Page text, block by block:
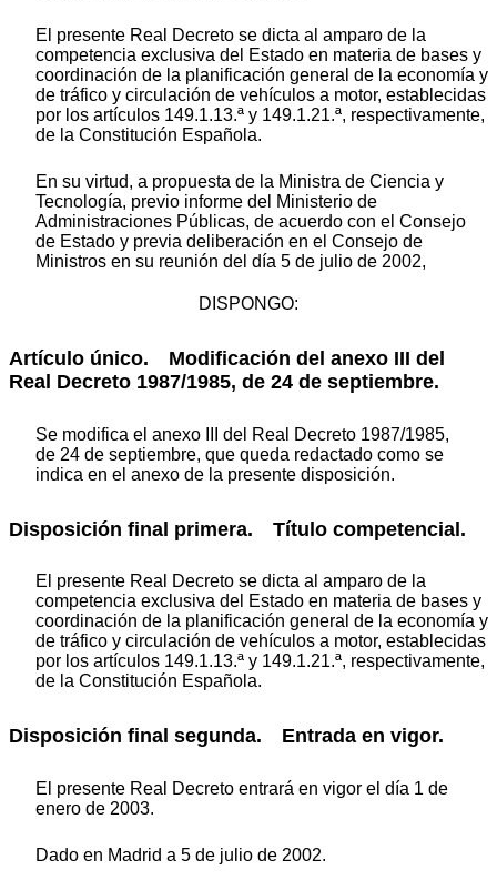
El presente Real Decreto se dicta al amparo de la
competencia exclusiva del Estado en materia de bases y
coordinación de la planificación general de la economía y
de tráfico y circulación de vehículos a motor, establecidas
por los artículos 149.1.13.ª y 149.1.21.ª, respectivamente,
de la Constitución Española.
En su virtud, a propuesta de la Ministra de Ciencia y
Tecnología, previo informe del Ministerio de
Administraciones Públicas, de acuerdo con el Consejo
de Estado y previa deliberación en el Consejo de
Ministros en su reunión del día 5 de julio de 2002,
DISPONGO:
Artículo único. Modificación del anexo III del
Real Decreto 1987/1985, de 24 de septiembre.
Se modifica el anexo III del Real Decreto 1987/1985,
de 24 de septiembre, que queda redactado como se
indica en el anexo de la presente disposición.
Disposición final primera. Título competencial.
El presente Real Decreto se dicta al amparo de la
competencia exclusiva del Estado en materia de bases y
coordinación de la planificación general de la economía y
de tráfico y circulación de vehículos a motor, establecidas
por los artículos 149.1.13.ª y 149.1.21.ª, respectivamente,
de la Constitución Española.
Disposición final segunda. Entrada en vigor.
El presente Real Decreto entrará en vigor el día 1 de
enero de 2003.
Dado en Madrid a 5 de julio de 2002.